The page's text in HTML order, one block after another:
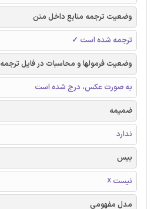
وضعیت ترجمه منابع داخل متن
ترجمه شده است ✓
وضعیت فرمولها و محاسبات در فایل ترجمه
به صورت عکس، درج شده است
ضمیمه
ندارد
بیس
نیست ☓
مدل مفهومی